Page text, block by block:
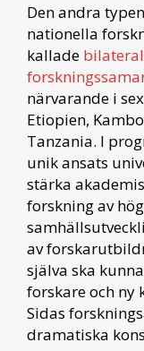
Den andra
nationella
kallade
närvarande i
Etiopien,
Tanzania. I
unik ansats
stärka
forskning av
av
själva ska
forskare och ny
Sidas
dramatiska